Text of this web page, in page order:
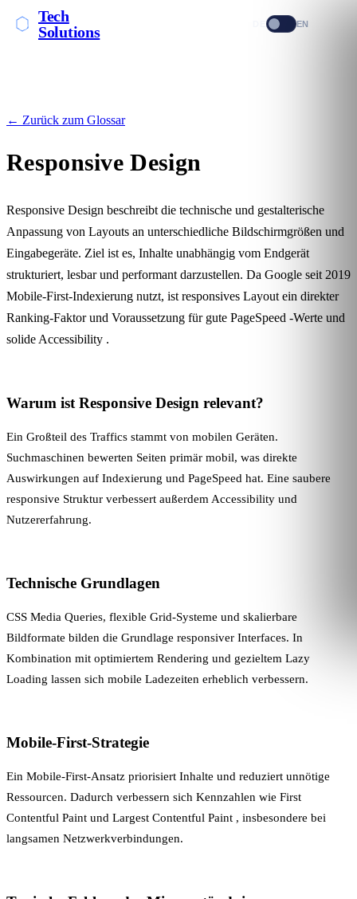
Tech
Solutions
EN
← Zurück zum Glossar
Responsive Design
Responsive Design beschreibt die technische und gestalterische
Anpassung von Layouts an unterschiedliche Bildschirmgrößen und
Eingabegeräte. Ziel ist es, Inhalte unabhängig vom Endgerät
strukturiert, lesbar und performant darzustellen. Da Google seit 2019
Mobile-First-Indexierung nutzt, ist responsives Layout ein direkter
Ranking-Faktor und Voraussetzung für gute PageSpeed -Werte und
solide Accessibility .
Warum ist Responsive Design relevant?
Ein Großteil des Traffics stammt von mobilen Geräten.
Suchmaschinen bewerten Seiten primär mobil, was direkte
Auswirkungen auf Indexierung und PageSpeed hat. Eine saubere
responsive Struktur verbessert außerdem Accessibility und
Nutzererfahrung.
Technische Grundlagen
CSS Media Queries, flexible Grid-Systeme und skalierbare
Bildformate bilden die Grundlage responsiver Interfaces. In
Kombination mit optimiertem Rendering und gezieltem Lazy
Loading lassen sich mobile Ladezeiten erheblich verbessern.
Mobile-First-Strategie
Ein Mobile-First-Ansatz priorisiert Inhalte und reduziert unnötige
Ressourcen. Dadurch verbessern sich Kennzahlen wie First
Contentful Paint und Largest Contentful Paint , insbesondere bei
langsamen Netzwerkverbindungen.